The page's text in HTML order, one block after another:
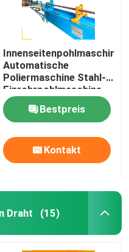
Innenseitenpohlmaschine
Automatische
Poliermaschine Stahl-
Einrohrpohlmaschine
Bestpreis
Kontakt
Draht (15)